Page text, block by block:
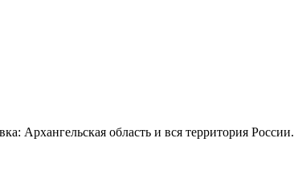
Архангельская область и вся территория России.